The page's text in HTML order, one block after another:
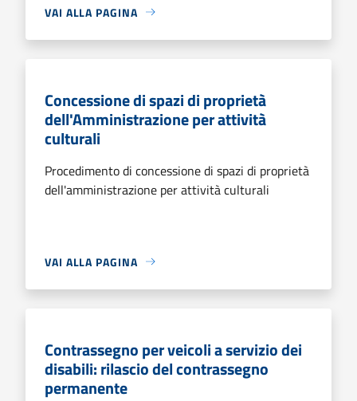
VAI ALLA PAGINA
Concessione di spazi di proprietà
dell'Amministrazione per attività
culturali
Procedimento di concessione di spazi di proprietà
dell'amministrazione per attività culturali
VAI ALLA PAGINA
Contrassegno per veicoli a servizio dei
disabili: rilascio del contrassegno
permanente